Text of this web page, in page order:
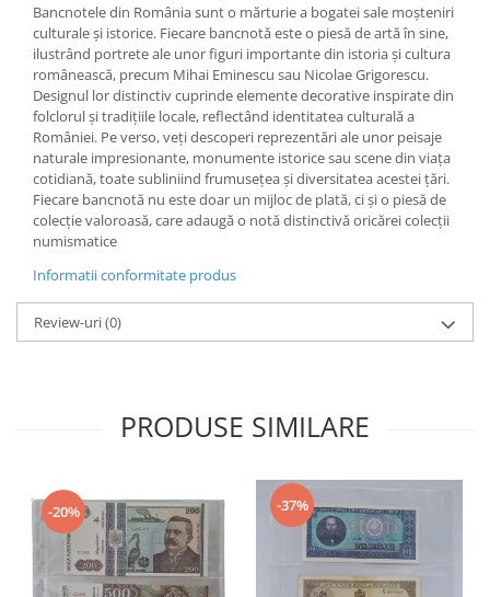
Bancnotele din România sunt o mărturie a bogatei sale moșteniri
culturale și istorice. Fiecare bancnotă este o piesă de artă în sine,
ilustrând portrete ale unor figuri importante din istoria și cultura
românească, precum Mihai Eminescu sau Nicolae Grigorescu.
Designul lor distinctiv cuprinde elemente decorative inspirate din
folclorul și tradițiile locale, reflectând identitatea culturală a
României. Pe verso, veți descoperi reprezentări ale unor peisaje
naturale impresionante, monumente istorice sau scene din viața
cotidiană, toate subliniind frumusețea și diversitatea acestei țări.
Fiecare bancnotă nu este doar un mijloc de plată, ci și o piesă de
colecție valoroasă, care adaugă o notă distinctivă oricărei colecții
numismatice
Informatii conformitate produs
Review-uri(0)
PRODUSE SIMILARE
-20% -37%